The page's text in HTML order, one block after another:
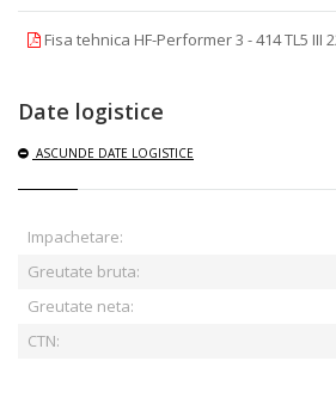
Fisa tehnica HF-Performer 3 - 414 TL5 III
Date logistice
ASCUNDE DATE LOGISTICE
Impachetare:
Greutate bruta:
Greutate neta:
CTN: